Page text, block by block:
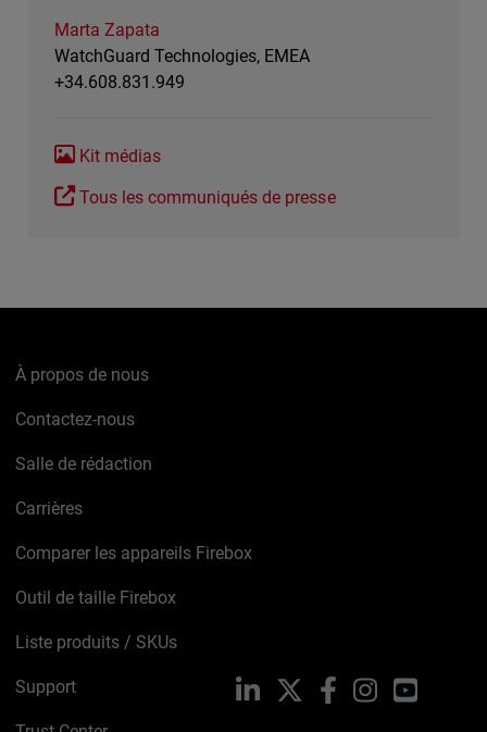
Marta Zapata
WatchGuard Technologies, EMEA
+34.608.831.949
Kit médias
Tous les communiqués de presse
À propos de nous
Contactez-nous
Salle de rédaction
Carrières
Comparer les appareils Firebox
Outil de taille Firebox
Liste produits / SKUs
Support LinkedIn FacebookInstagram